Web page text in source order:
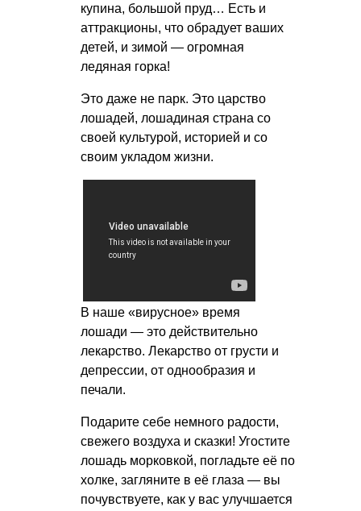
купина, большой пруд… Есть и
аттракционы, что обрадует ваших
детей, и зимой — огромная
ледяная горка!
Это даже не парк. Это царство
лошадей, лошадиная страна со
своей культурой, историей и со
своим укладом жизни.
В наше «вирусное» время
лошади — это действительно
лекарство. Лекарство от грусти и
депрессии, от однообразия и
печали.
Подарите себе немного радости,
свежего воздуха и сказки! Угостите
лошадь морковкой, погладьте её по
холке, загляните в её глаза — вы
почувствуете, как у вас улучшается